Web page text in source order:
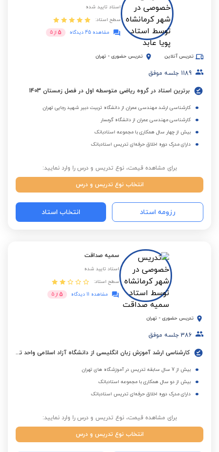
استاد تایید شده
سطح استاد:
مشاهده 45 دیدگاه
5 از 5
تدریس آنلاین تدریس حضوری - تهران
1189 جلسه موفق
برترین استاد در گروه ریاضی متوسطه اول در فصل زمستان 1403
کارشناسی ارشد مهندسی عمران از دانشگاه تربیت دبیر شهید رجایی تهران
کارشناسی مهندسی عمران از دانشگاه گرمسار
بیش از چهار سال همکاری با مجموعه استادبانک
دارای مدرک دوره اخلاق حرفه‌ای تدریس استادبانک
برای مشاهده قیمت، نوع تدریس و درس را وارد نمایید:
انتخاب نوع تدریس و درس
رزومه استاد انتخاب استاد
سمیه صداقت
استاد تایید شده
سطح استاد:
مشاهده 11 دیدگاه
5 از 5
تدریس حضوری - تهران
386 جلسه موفق
کارشناسی ارشد آموزش زبان انگلیسی از دانشگاه آزاد اسلامی واحد تهران جنوب
بیش از 7 سال سابقه تدریس در آموزشگاه های تهران
بیش از دو سال همکاری با مجموعه استادبانک
دارای مدرک دوره اخلاق حرفه‌ای تدریس استادبانک
برای مشاهده قیمت، نوع تدریس و درس را وارد نمایید:
انتخاب نوع تدریس و درس